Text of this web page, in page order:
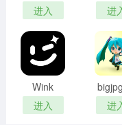
电脑版
进入
PC高
锁
进
Wink
进入
片无
大
进